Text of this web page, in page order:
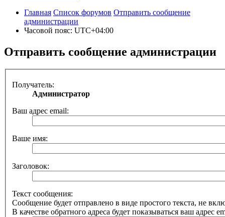
Главная Список форумов Отправить сообщение
администрации
Часовой пояс: UTC+04:00
Отправить сообщение администрации
Получатель:
Администратор
Ваш адрес email:
Ваше имя:
Заголовок:
Текст сообщения:
Сообщение будет отправлено в виде простого текста, не
В качестве обратного адреса будет показываться ваш адрес